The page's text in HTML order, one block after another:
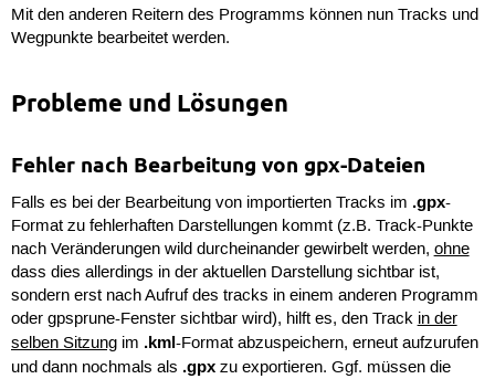
Mit den anderen Reitern des Programms können nun Tracks und
Wegpunkte bearbeitet werden.
Probleme und Lösungen
Fehler nach Bearbeitung von gpx-Dateien
Falls es bei der Bearbeitung von importierten Tracks im .gpx-
Format zu fehlerhaften Darstellungen kommt (z.B. Track-Punkte
nach Veränderungen wild durcheinander gewirbelt werden, ohne
dass dies allerdings in der aktuellen Darstellung sichtbar ist,
sondern erst nach Aufruf des tracks in einem anderen Programm
oder gpsprune-Fenster sichtbar wird), hilft es, den Track in der
selben Sitzungim .kml-Format abzuspeichern, erneut aufzurufen
und dann nochmals als .gpxzu exportieren. Ggf. müssen die